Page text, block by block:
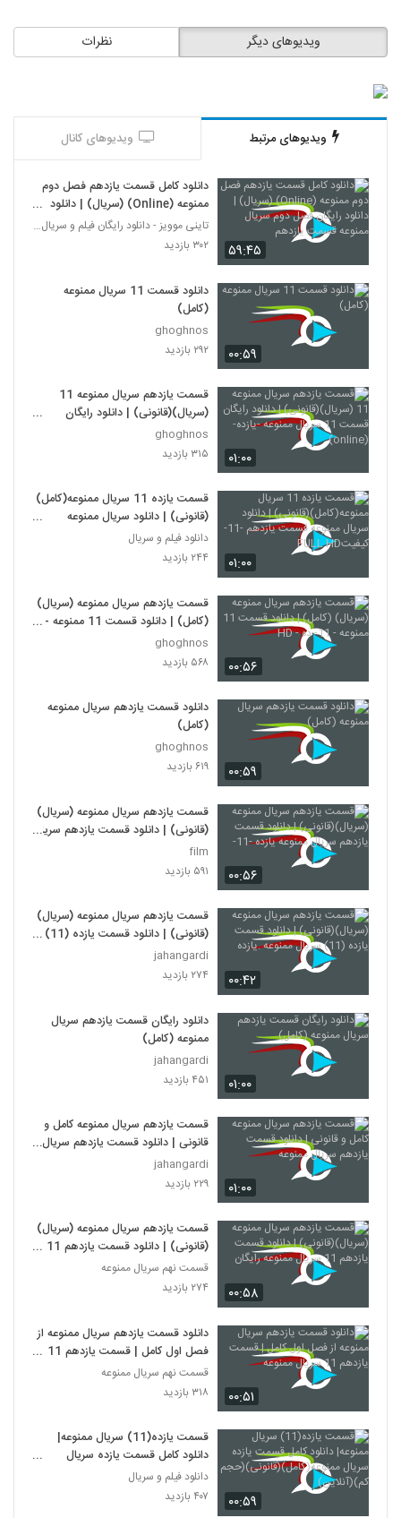
نظرات ویدیوهای دیگر
ویدیوهای مرتبط ویدیوهای کانال
۵۹:۴۵
دانلود کامل قسمت یازدهم فصل دوم
ممنوعه (Online) (سریال) | دانلود
رایگان فصل دوم سریال ممنوعه
قسمت یازدهم
تاینی موویز - دانلود رایگان فیلم و سریال ایرانی جد
۳۰۲ بازدید
۰۰:۵۹
دانلود قسمت 11 سریال ممنوعه
(کامل)
ghoghnos
۲۹۲ بازدید
۰۱:۰۰
قسمت یازدهم سریال ممنوعه 11
(سریال)(قانونی) | دانلود رایگان
قسمت 11 سریال ممنوعه -یازده-
(online)
ghoghnos
۳۱۵ بازدید
۰۱:۰۰
قسمت یازده 11 سریال ممنوعه(کامل)
(قانونی) | دانلود سریال ممنوعه
قسمت یازدهم -11-کیفیتFULL HD
دانلود فیلم و سریال
۲۴۴ بازدید
۰۰:۵۶
قسمت یازدهم سریال ممنوعه (سریال)
(کامل) | دانلود قسمت 11 ممنوعه -
11- ده - HD
ghoghnos
۵۶۸ بازدید
۰۰:۵۹
دانلود قسمت یازدهم سریال ممنوعه
(کامل)
ghoghnos
۶۱۹ بازدید
۰۰:۵۶
قسمت یازدهم سریال ممنوعه (سریال)
(قانونی) | دانلود قسمت یازدهم سریال
ممنوعه یازده -11-
film
۵۹۱ بازدید
۰۰:۴۲
قسمت یازدهم سریال ممنوعه (سریال)
(قانونی) | دانلود قسمت یازده (11)
سریال ممنوعه .یازده
jahangardi
۲۷۴ بازدید
۰۱:۰۰
دانلود رایگان قسمت یازدهم سریال
ممنوعه (کامل)
jahangardi
۴۵۱ بازدید
۰۱:۰۰
قسمت یازدهم سریال ممنوعه کامل و
قانونی | دانلود قسمت یازدهم سریال
ممنوعه
jahangardi
۲۲۹ بازدید
۰۰:۵۸
قسمت یازدهم سریال ممنوعه (سریال)
(قانونی) | دانلود قسمت یازدهم 11
سریال ممنوعه رایگان
قسمت نهم سریال ممنوعه
۲۷۴ بازدید
۰۰:۵۱
دانلود قسمت یازدهم سریال ممنوعه از
فصل اول کامل | قسمت یازدهم 11
سریال ممنوعه
قسمت نهم سریال ممنوعه
۳۱۸ بازدید
۰۰:۵۹
قسمت یازده(11) سریال ممنوعه|
دانلود کامل قسمت یازده سریال
ممنوعه(کامل)(قانونی)(حجم کم)
(آنلاین)
دانلود فیلم و سریال
۴۰۷ بازدید